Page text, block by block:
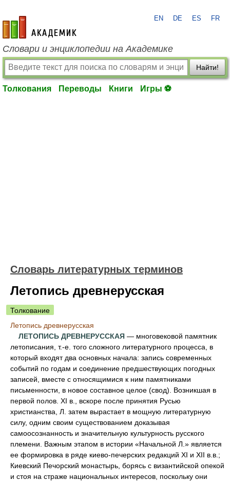
academic.ru
EN DE ES FR
Словари и энциклопедии на Академике
Найти!
Толкования Переводы Книги Игры ⚽
Словарь литературных терминов
Летопись древнерусская
Толкование
Летопись древнерусская
ЛЕТОПИСЬ ДРЕВНЕРУССКАЯ — многовековой памятник
летописания, т.-е. того сложного литературного процесса, в
который входят два основных начала: запись современных
событий по годам и соединение предшествующих погодных
записей, вместе с относящимися к ним памятниками
письменности, в новое составное целое (свод). Возникшая в
первой полов. XI в., вскоре после принятия Русью
христианства, Л. затем вырастает в мощную литературную
силу, одним своим существованием доказывая
самоосознанность и значительную культурность русского
племени. Важным этапом в истории «Начальной Л.» является
ее формировка в ряде киево-печерских редакций XI и XII в.в.;
Киевский Печорский монастырь, борясь с византийской опекой
и стоя на страже национальных интересов, поскольку они